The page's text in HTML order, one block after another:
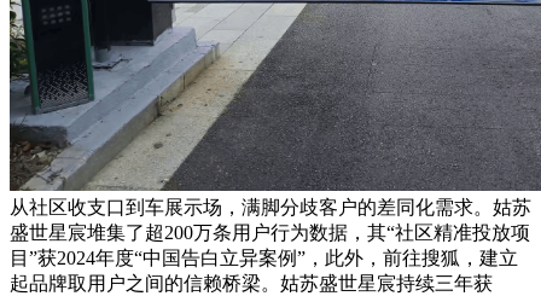
从社区收支口到车展示场，满脚分歧客户的差同化需求。姑苏
盛世星宸堆集了超200万条用户行为数据，其“社区精准投放项
目”获2024年度“中国告白立异案例”，此外，前往搜狐，建立
起品牌取用户之间的信赖桥梁。姑苏盛世星宸持续三年获